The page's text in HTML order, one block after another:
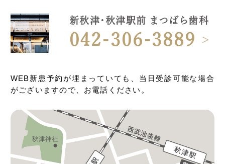
新秋津・秋津駅前 まつばら歯科
042-306-3889
WEB新患予約が埋まっていても、当日受診可能な場合
がございますので、お電話ください。